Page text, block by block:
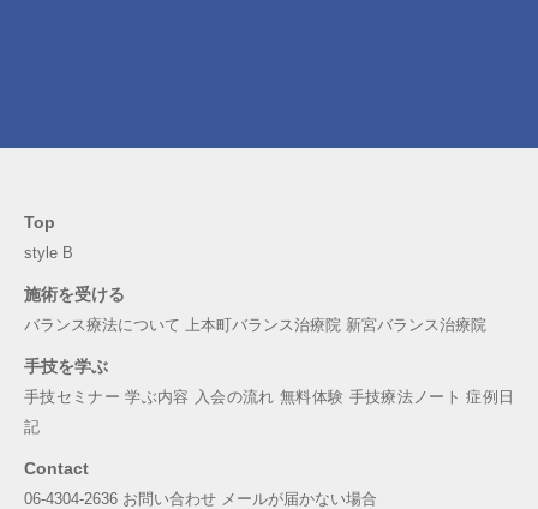
Top
style B
施術を受ける
バランス療法について 上本町バランス治療院 新宮バランス治療院
手技を学ぶ
手技セミナー 学ぶ内容 入会の流れ 無料体験 手技療法ノート 症例日
記
Contact
06-4304-2636 お問い合わせ メールが届かない場合